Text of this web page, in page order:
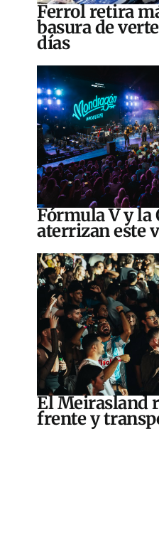
Ferrol retira
basura de
días
Fórmula V y la
aterrizan este
El Meirasland
frente y